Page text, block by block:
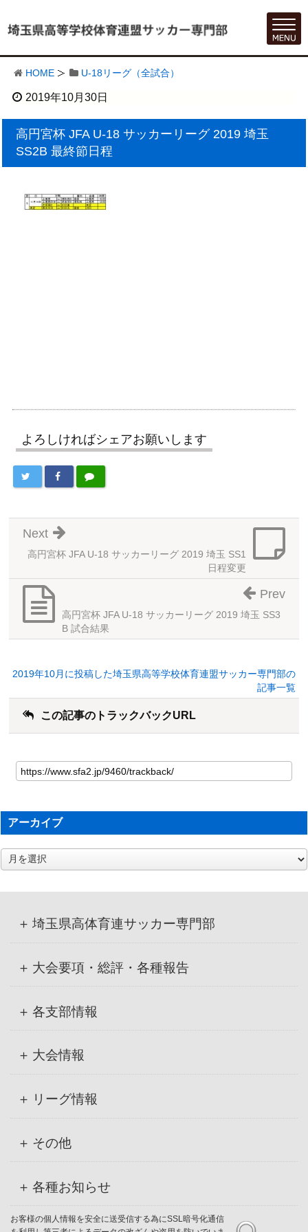
HOME U-18リーグ（全試合）
2019年10月30日
高円宮杯 JFA U-18 サッカーリーグ 2019 埼玉
SS2B 最終節日程
よろしければシェアお願いします
高円宮杯 JFA U-18 サッカーリーグ 2019 埼玉 SS1
日程変更
Next
高円宮杯 JFA U-18 サッカーリーグ 2019 埼玉 SS3
B 試合結果
Prev
2019年10月に投稿した埼玉県高等学校体育連盟サッカー専門部の
記事一覧
この記事のトラックバックURL
アーカイブ
ア
ー
埼玉県高体育連サッカー専門部
大会要項・総評・各種報告
各支部情報
大会情報
リーグ情報
その他
各種お知らせ
お客様の個人情報を安全に送受信する為にSSL暗号化通信